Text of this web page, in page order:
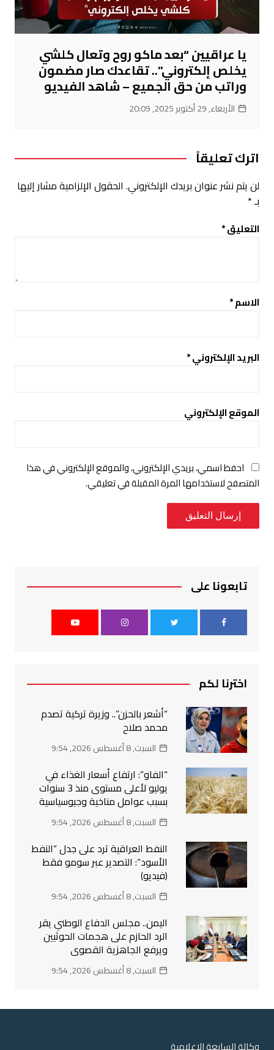
يا عراقيين “بعد ماكو روح وتعال كلشي
يخلص إلكتروني”.. تقاعدك صار مضمون
وراتب من حق الجميع – شاهد الفيديو
الأربعاء, 29 أكتوبر 2025, 20:09
اترك تعليقاً
لن يتم نشر عنوان بريدك الإلكتروني. الحقول الإلزامية مشار إليها
بـ*
التعليق*
الاسم*
البريد الإلكتروني*
الموقع الإلكتروني
احفظ اسمي، بريدي الإلكتروني، والموقع الإلكتروني في هذا
المتصفح لاستخدامها المرة المقبلة في تعليقي.
تابعونا على
اخترنا لكم
“أشعر بالحزن”.. وزيرة تركية تصدم
محمد صلاح
السبت, 8 أغسطس 2026, 9:54
“الفاو”: ارتفاع أسعار الغذاء في
يوليو لأعلى مستوى منذ 3 سنوات
بسبب عوامل مناخية وجيوسياسية
السبت, 8 أغسطس 2026, 9:54
النفط العراقية ترد على جدل “النفط
الأسود”: التصدير عبر سومو فقط
(فيديو)
السبت, 8 أغسطس 2026, 9:54
اليمن.. مجلس الدفاع الوطني يقر
الرد الحازم على هجمات الحوثيين
ويرفع الجاهزية القصوى
السبت, 8 أغسطس 2026, 9:54